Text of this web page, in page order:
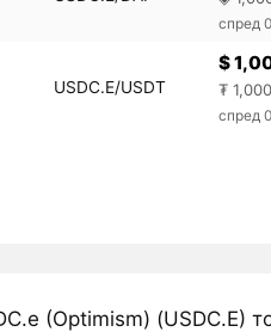
спред
USDC.E/USDT
$
₮
спред
(Optimism) (USDC.E)